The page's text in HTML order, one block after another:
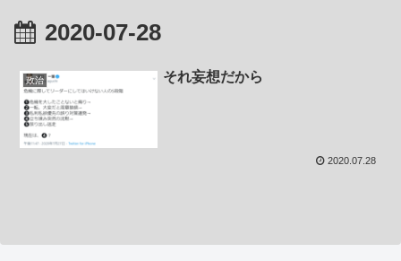
2020-07-28
政治 それ妄想だから
2020.07.28